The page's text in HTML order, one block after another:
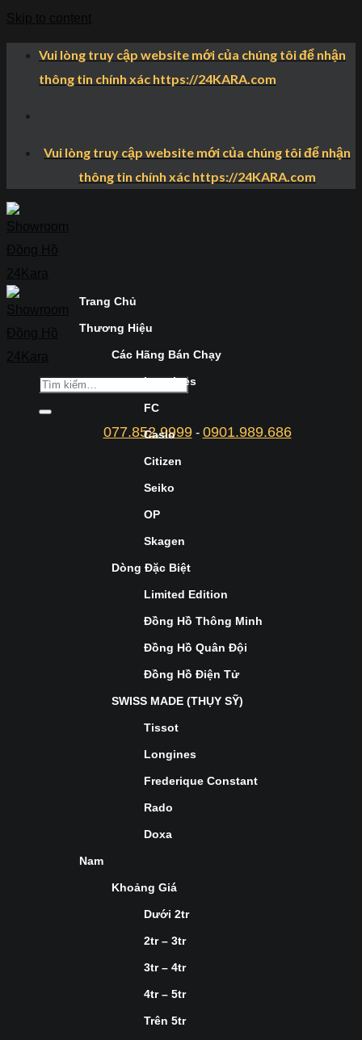
Vui lòng truy cập website mới của chúng tôi để nhận
thông tin chính xác https://24KARA.com
Vui lòng truy cập website mới của chúng tôi để nhận
thông tin chính xác https://24KARA.com
077.852.9999- 0901.989.686
Trang Chủ
Thương Hiệu
Các Hãng Bán Chạy
Longines
FC
Casio
Citizen
Seiko
OP
Skagen
Dòng Đặc Biệt
Limited Edition
Đồng Hồ Thông Minh
Đồng Hồ Quân Đội
Đồng Hồ Điện Tử
SWISS MADE (THỤY SỸ)
Tissot
Longines
Frederique Constant
Rado
Doxa
Nam
Khoảng Giá
Dưới 2tr
2tr – 3tr
3tr – 4tr
4tr – 5tr
Trên 5tr